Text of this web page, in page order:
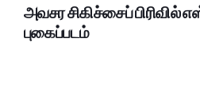
அவசர சிகிச்சைப் பிரிவில்
புகைப்படம்